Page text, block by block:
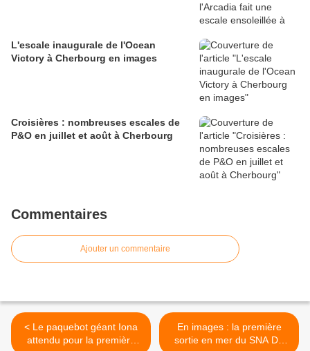
L'escale inaugurale de l'Ocean
Victory à Cherbourg en images
Croisières : nombreuses escales de
P&O en juillet et août à Cherbourg
Commentaires
Ajouter un commentaire
< Le paquebot géant Iona
attendu pour la première
En images : la première
sortie en mer du SNA De